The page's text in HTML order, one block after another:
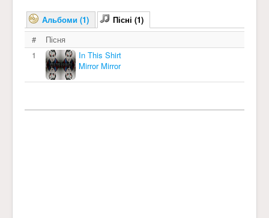
Альбоми (1)
Пісні (1)
#
Пісня
1
In This Shirt
Mirror Mirror